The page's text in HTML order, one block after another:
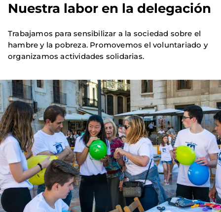
Nuestra labor en la delegación
Trabajamos para sensibilizar a la sociedad sobre el
hambre y la pobreza. Promovemos el voluntariado y
organizamos actividades solidarias.